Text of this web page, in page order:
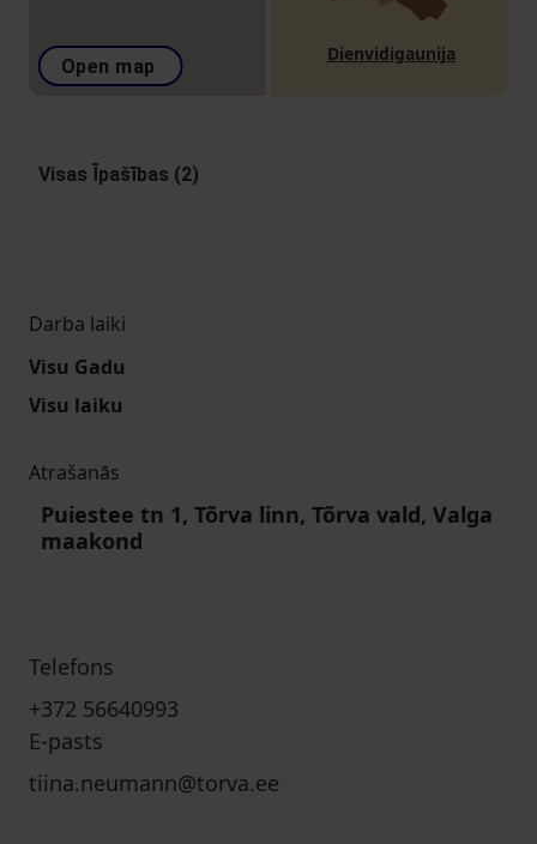
Open map
Dienvidigaunija
Visas Īpašības (2)
Darba laiki
Visu Gadu
Visu laiku
Atrašanās
Puiestee tn 1, Tõrva linn, Tõrva vald, Valga
maakond
Telefons
+372 56640993
E-pasts
tiina.neumann@torva.ee